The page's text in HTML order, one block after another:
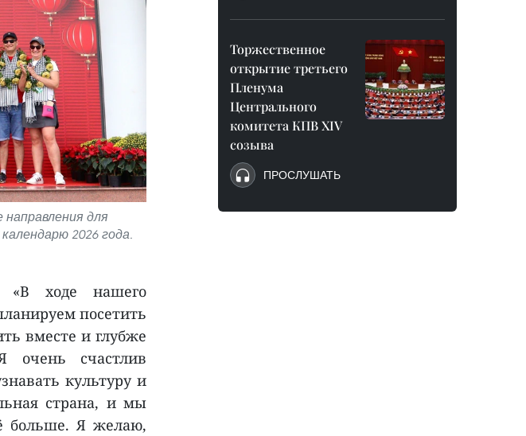
для
2026 года.
«В ходе нашего
посетить
вместе и глубже
очень счастлив
культуру и
страна, и мы
больше. Я желаю,
Торжественное
открытие третьего
Пленума
Центрального
комитета КПВ XIV
созыва
ПРОСЛУШАТЬ